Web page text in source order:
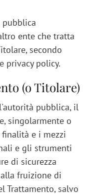
pubblica
ente che tratta
secondo
privacy policy.
(o Titolare)
pubblica, il
singolarmente o
e i mezzi
e gli strumenti
di sicurezza
fruizione di
Trattamento, salvo